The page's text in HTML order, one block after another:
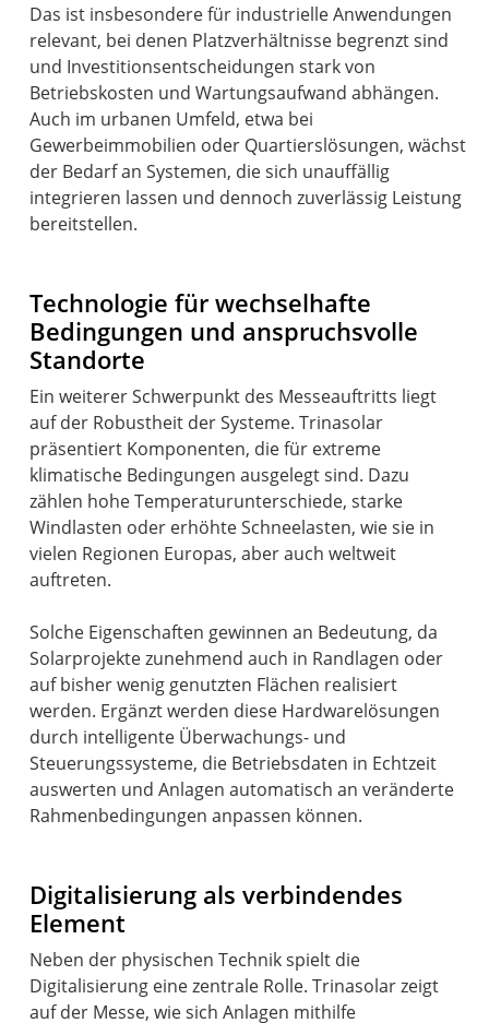
Das ist insbesondere für industrielle Anwendungen
relevant, bei denen Platzverhältnisse begrenzt sind
und Investitionsentscheidungen stark von
Betriebskosten und Wartungsaufwand abhängen.
Auch im urbanen Umfeld, etwa bei
Gewerbeimmobilien oder Quartierslösungen, wächst
der Bedarf an Systemen, die sich unauffällig
integrieren lassen und dennoch zuverlässig Leistung
bereitstellen.
Technologie für wechselhafte
Bedingungen und anspruchsvolle
Standorte
Ein weiterer Schwerpunkt des Messeauftritts liegt
auf der Robustheit der Systeme. Trinasolar
präsentiert Komponenten, die für extreme
klimatische Bedingungen ausgelegt sind. Dazu
zählen hohe Temperaturunterschiede, starke
Windlasten oder erhöhte Schneelasten, wie sie in
vielen Regionen Europas, aber auch weltweit
auftreten.
Solche Eigenschaften gewinnen an Bedeutung, da
Solarprojekte zunehmend auch in Randlagen oder
auf bisher wenig genutzten Flächen realisiert
werden. Ergänzt werden diese Hardwarelösungen
durch intelligente Überwachungs- und
Steuerungssysteme, die Betriebsdaten in Echtzeit
auswerten und Anlagen automatisch an veränderte
Rahmenbedingungen anpassen können.
Digitalisierung als verbindendes
Element
Neben der physischen Technik spielt die
Digitalisierung eine zentrale Rolle. Trinasolar zeigt
auf der Messe, wie sich Anlagen mithilfe